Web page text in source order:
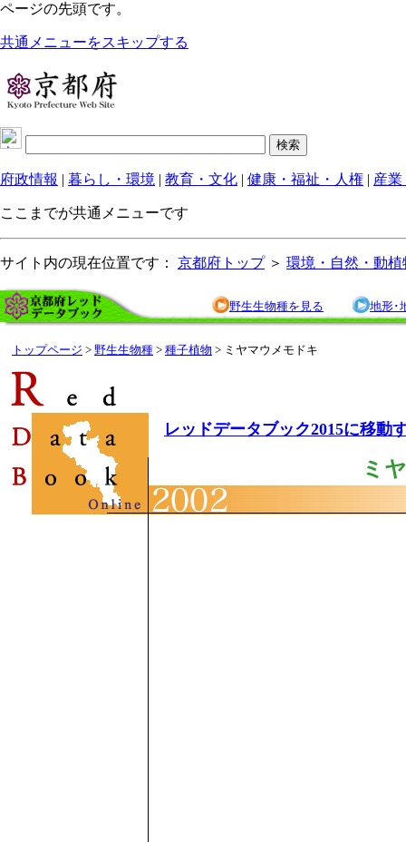
ページの先頭です。
共通メニューをスキップする
府政情報 | 暮らし・環境 | 教育・文化 | 健康・福祉・人権 | 産業
ここまでが共通メニューです
サイト内の現在位置です： 京都府トップ＞ 環境・自然・動植
野生生物種を見る 地形･
トップページ > 野生生物種 > 種子植物 > ミヤマウメモドキ
レッドデータブック2015に移動
ミ